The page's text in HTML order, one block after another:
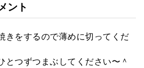
ント
きをするので薄めに切ってくだ
とつずつまぶしてください〜＾